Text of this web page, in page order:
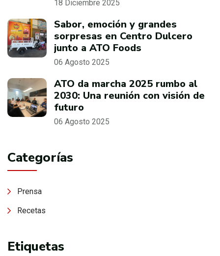
18 Diciembre 2025
Sabor, emoción y grandes
sorpresas en Centro Dulcero
junto a ATO Foods
06 Agosto 2025
ATO da marcha 2025 rumbo al
2030: Una reunión con visión de
futuro
06 Agosto 2025
Categorías
Prensa
Recetas
Etiquetas